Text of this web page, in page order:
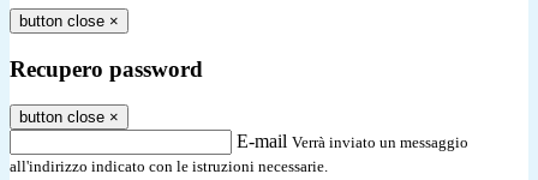
button close ×
Recupero password
button close ×
E-mail Verrà inviato un messaggio
all'indirizzo indicato con le istruzioni necessarie.